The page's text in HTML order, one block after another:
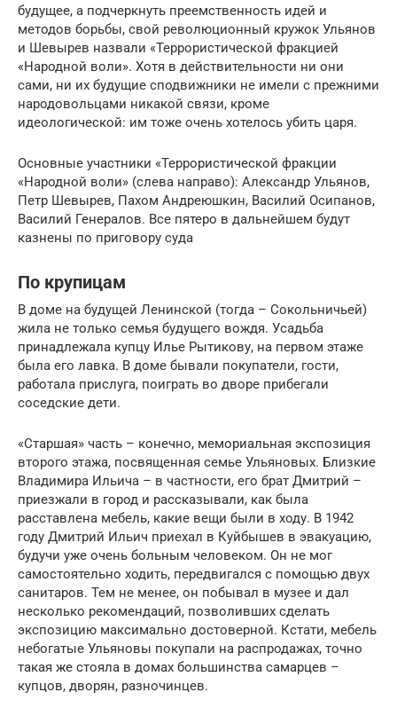
будущее, а подчеркнуть преемственность идей и
методов борьбы, свой революционный кружок Ульянов
и Шевырев назвали «Террористической фракцией
«Народной воли». Хотя в действительности ни они
сами, ни их будущие сподвижники не имели с прежними
народовольцами никакой связи, кроме
идеологической: им тоже очень хотелось убить царя.
Основные участники «Террористической фракции
«Народной воли» (слева направо): Александр Ульянов,
Петр Шевырев, Пахом Андреюшкин, Василий Осипанов,
Василий Генералов. Все пятеро в дальнейшем будут
казнены по приговору суда
По крупицам
В доме на будущей Ленинской (тогда – Сокольничьей)
жила не только семья будущего вождя. Усадьба
принадлежала купцу Илье Рытикову, на первом этаже
была его лавка. В доме бывали покупатели, гости,
работала прислуга, поиграть во дворе прибегали
соседские дети.
«Старшая» часть – конечно, мемориальная экспозиция
второго этажа, посвященная семье Ульяновых. Близкие
Владимира Ильича – в частности, его брат Дмитрий –
приезжали в город и рассказывали, как была
расставлена мебель, какие вещи были в ходу. В 1942
году Дмитрий Ильич приехал в Куйбышев в эвакуацию,
будучи уже очень больным человеком. Он не мог
самостоятельно ходить, передвигался с помощью двух
санитаров. Тем не менее, он побывал в музее и дал
несколько рекомендаций, позволивших сделать
экспозицию максимально достоверной. Кстати, мебель
небогатые Ульяновы покупали на распродажах, точно
такая же стояла в домах большинства самарцев –
купцов, дворян, разночинцев.